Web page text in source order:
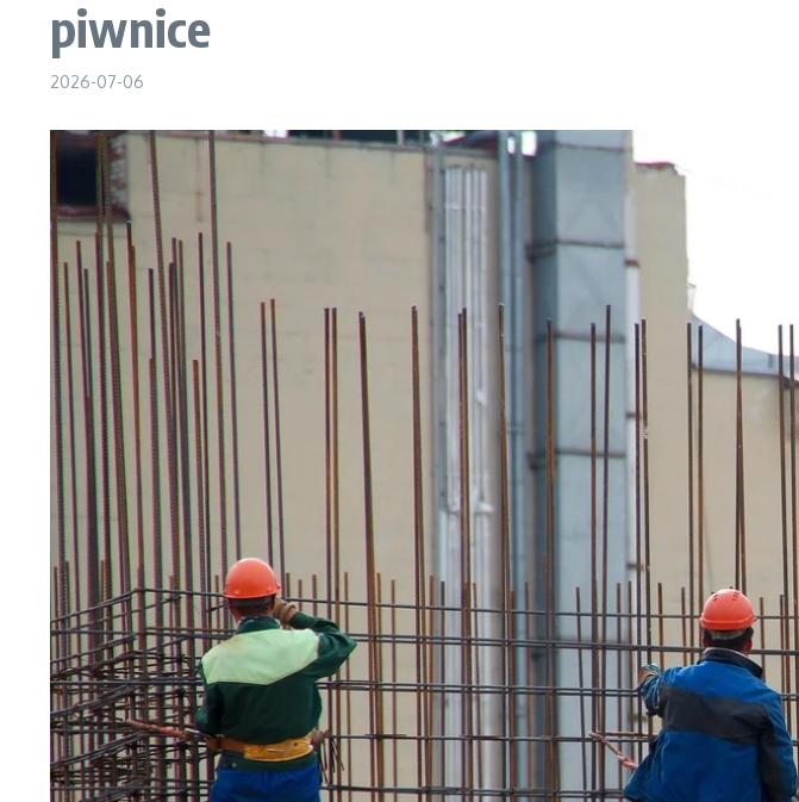
piwnice
2026-07-06